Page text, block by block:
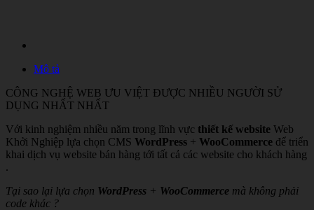
Mô tả
CÔNG NGHỆ WEB ƯU VIỆT ĐƯỢC NHIỀU NGƯỜI SỬ
DỤNG NHẤT NHẤT
Với kinh nghiệm nhiều năm trong lĩnh vực thiết kế website Web
Khởi Nghiệp lựa chọn CMS WordPress + WooCommerce để triển
khai dịch vụ website bán hàng tới tất cả các website cho khách hàng
.
Tại sao lại lựa chọn WordPress + WooCommerce mà không phải
code khác ?